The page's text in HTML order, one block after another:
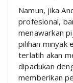
Namun, jika
profesional,
menawarkan
pilihan minyak
terlatih akan
dipadukan
memberikan